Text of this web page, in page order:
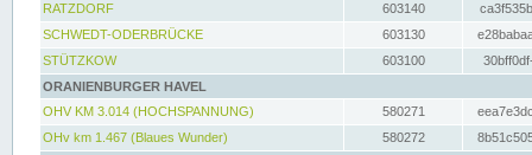
RATZDORF
603140
SCHWEDT-ODERBRÜCKE
603130
STÜTZKOW
603100
ORANIENBURGER HAVEL
OHV KM 3.014 (HOCHSPANNUNG)
580271
OHv km 1.467 (Blaues Wunder)
580272